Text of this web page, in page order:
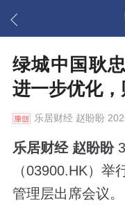
绿城中国耿
进一步优化
乐居财经赵盼盼
乐居财经 赵盼盼3
（03900.HK）举
管理层出席会议。